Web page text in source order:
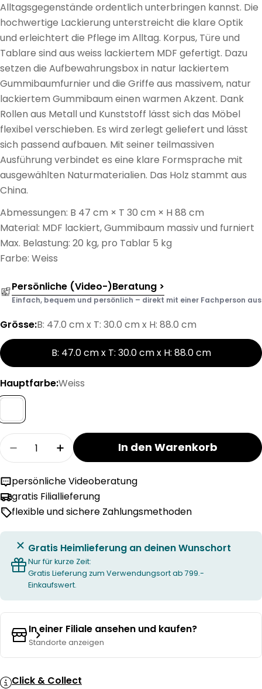
Alltagsgegenstände ordentlich unterbringen kannst. Die
hochwertige Lackierung unterstreicht die klare Optik
und erleichtert die Pflege im Alltag. Korpus, Türe und
Tablare sind aus weiss lackiertem MDF gefertigt. Dazu
setzen die Aufbewahrungsbox in natur lackiertem
Gummibaumfurnier und die Griffe aus massivem, natur
lackiertem Gummibaum einen warmen Akzent. Dank
Rollen aus Metall und Kunststoff lässt sich das Möbel
flexibel verschieben. Es wird zerlegt geliefert und lässt
sich passend aufbauen. Mit seiner teilmassiven
Ausführung verbindet es eine klare Formsprache mit
ausgewählten Naturmaterialien. Das Holz stammt aus
China.
Abmessungen: B 47 cm × T 30 cm × H 88 cm
Material: MDF lackiert, Gummibaum massiv und furniert
Max. Belastung: 20 kg, pro Tablar 5 kg
Farbe: Weiss
Persönliche (Video-)Beratung >
Einfach, bequem und persönlich – direkt mit einer Fachperson aus
Grösse:B: 47.0 cm x T: 30.0 cm x H: 88.0 cm
B: 47.0 cm x T: 30.0 cm x H: 88.0 cm
Hauptfarbe:Weiss
Menge
Menge für NAVARRO Beistellmöbel verringern
Menge für NAVARRO Beistellmöbel
In den Warenkorb
persönliche Videoberatung
gratis Filiallieferung
flexible und sichere Zahlungsmethoden
Gratis Heimlieferung an deinen Wunschort
Nur für kurze Zeit:
Gratis Lieferung zum Verwendungsort ab 799.-
Einkaufswert.
In einer Filiale ansehen und kaufen?
Standorte anzeigen
Click & Collect